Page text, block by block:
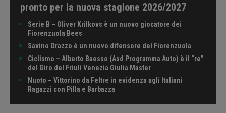
pronto per la nuova stagione 2026/2027
Serie B – Oliver Krilkovs è un nuovo giocatore dei
Fiorenzuola Bees
Savino Orazzo è un nuovo difensore del Fiorenzuola
Ciclismo – Alberto Baesso (Asd Programma Auto) è il “re”
del Giro del Friuli Venezia Giulia Master
Nuoto – Vittorino da Feltre in evidenza agli Italiani
Ragazzi con Pilla e Barbazza